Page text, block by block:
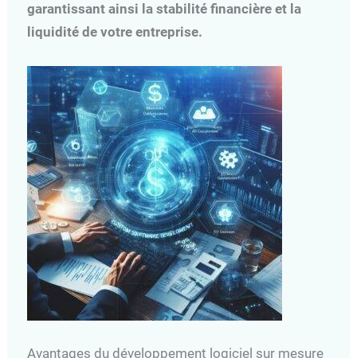
garantissant ainsi la stabilité financière et la
liquidité de votre entreprise.
Avantages du développement logiciel sur mesure